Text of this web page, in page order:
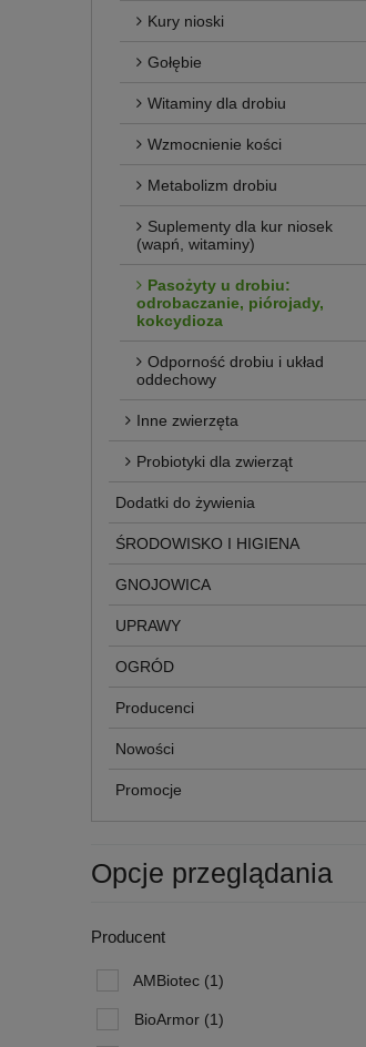
Kury nioski
Gołębie
Witaminy dla drobiu
Wzmocnienie kości
Metabolizm drobiu
Suplementy dla kur niosek
(wapń, witaminy)
Pasożyty u drobiu:
odrobaczanie, piórojady,
kokcydioza
Odporność drobiu i układ
oddechowy
Inne zwierzęta
Probiotyki dla zwierząt
Dodatki do żywienia
ŚRODOWISKO I HIGIENA
GNOJOWICA
UPRAWY
OGRÓD
Producenci
Nowości
Promocje
Opcje przeglądania
Producent
AMBiotec (1)
BioArmor (1)